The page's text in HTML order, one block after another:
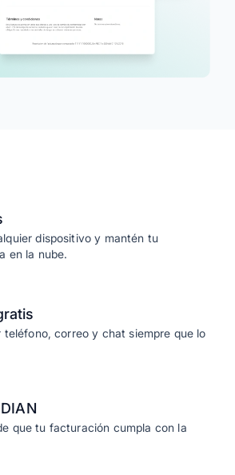
dispositivo y mantén tu
en la nube.
teléfono, correo y chat siempre que lo
que tu facturación cumpla con la